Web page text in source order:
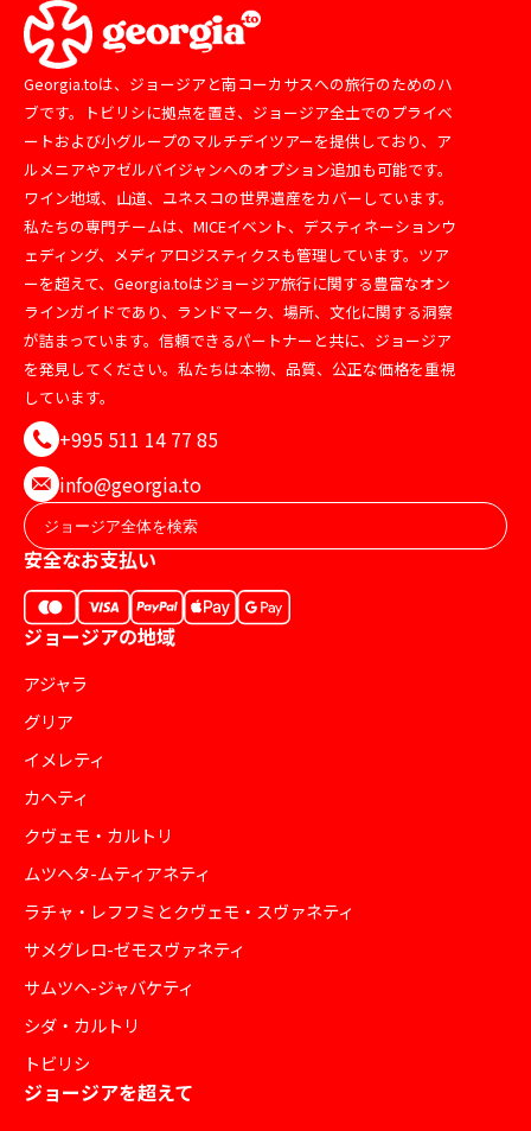
Georgia.toは、ジョージアと南コーカサスへの旅行のためのハ
ブです。トビリシに拠点を置き、ジョージア全土でのプライベ
ートおよび小グループのマルチデイツアーを提供しており、ア
ルメニアやアゼルバイジャンへのオプション追加も可能です。
ワイン地域、山道、ユネスコの世界遺産をカバーしています。
私たちの専門チームは、MICEイベント、デスティネーションウ
ェディング、メディアロジスティクスも管理しています。ツア
ーを超えて、Georgia.toはジョージア旅行に関する豊富なオン
ラインガイドであり、ランドマーク、場所、文化に関する洞察
が詰まっています。信頼できるパートナーと共に、ジョージア
を発見してください。私たちは本物、品質、公正な価格を重視
しています。
+995 511 14 77 85
info@georgia.to
安全なお支払い
ジョージアの地域
アジャラ
グリア
イメレティ
カヘティ
クヴェモ・カルトリ
ムツヘタ-ムティアネティ
ラチャ・レフフミとクヴェモ・スヴァネティ
サメグレロ-ゼモスヴァネティ
サムツヘ-ジャバケティ
シダ・カルトリ
トビリシ
ジョージアを超えて